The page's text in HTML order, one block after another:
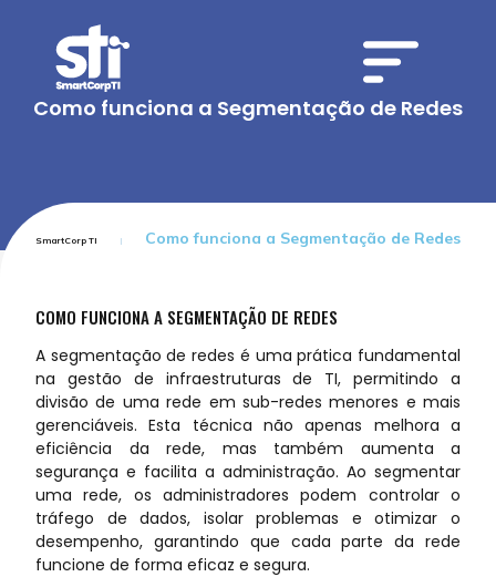
Como funciona a Segmentação de Redes
SmartCorp TI Como funciona a Segmentação de Redes
COMO FUNCIONA A SEGMENTAÇÃO DE REDES
A segmentação de redes é uma prática fundamental
na gestão de infraestruturas de TI, permitindo a
divisão de uma rede em sub-redes menores e mais
gerenciáveis. Esta técnica não apenas melhora a
eficiência da rede, mas também aumenta a
segurança e facilita a administração. Ao segmentar
uma rede, os administradores podem controlar o
tráfego de dados, isolar problemas e otimizar o
desempenho, garantindo que cada parte da rede
funcione de forma eficaz e segura.